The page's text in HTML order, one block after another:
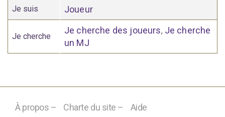
Je suis Joueur
Je cherche
Je cherche des joueurs, Je cherche
un MJ
À propos – Charte du site – Aide